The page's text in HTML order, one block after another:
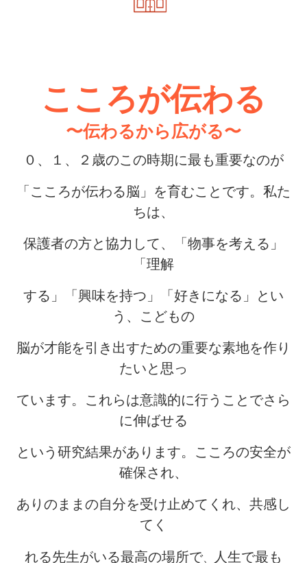
こころが伝わる
〜伝わるから広がる〜
０、１、２歳のこの時期に最も重要なのが
「こころが伝わる脳」を育むことです。私た
ちは、
保護者の方と協力して、「物事を考える」
「理解
する」「興味を持つ」「好きになる」とい
う、こどもの
脳が才能を引き出すための重要な素地を作り
たいと思っ
ています。これらは意識的に行うことでさら
に伸ばせる
という研究結果があります。こころの安全が
確保され、
ありのままの自分を受け止めてくれ、共感し
てく
れる先生がいる最高の場所で、 人生で最も